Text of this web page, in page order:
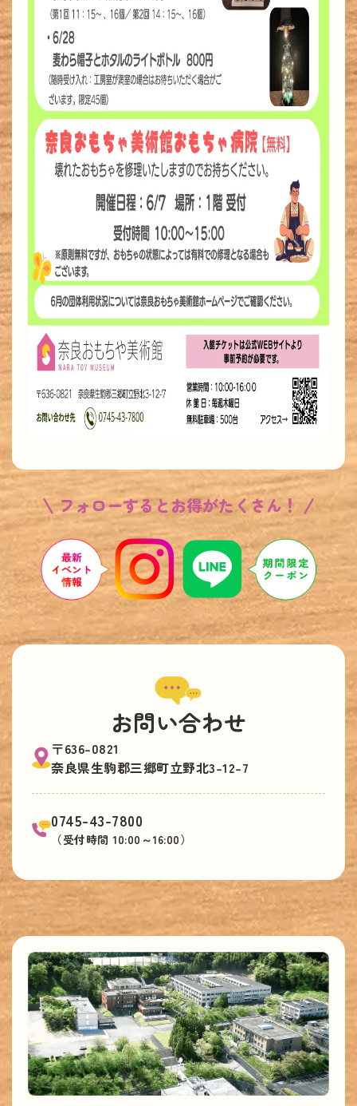
フォローするとお得がたくさん！
お問い合わせ
〒636-0821
奈良県生駒郡三郷町立野北3-12-7
0745-43-7800
（受付時間 10:00～16:00）